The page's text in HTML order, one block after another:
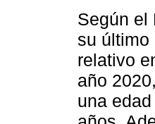
Según el
su último
relativo
año
una